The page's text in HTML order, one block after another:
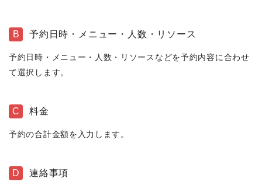
B 予約日時・メニュー・人数・リソース
予約日時・メニュー・人数・リソースなどを予約内容に合わせ
て選択します。
C 料金
予約の合計金額を入力します。
D 連絡事項